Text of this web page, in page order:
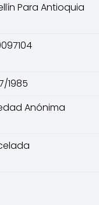
Para Antioquia
1985
Anónima